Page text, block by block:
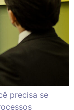
precisa se